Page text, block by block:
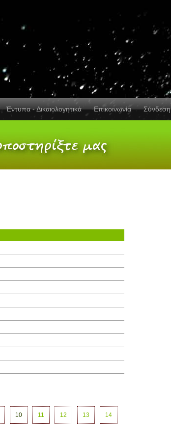
Έντυπα - Δικαιολογητικά Επικοινωνία Σύνδεση
10 11 12 13 14